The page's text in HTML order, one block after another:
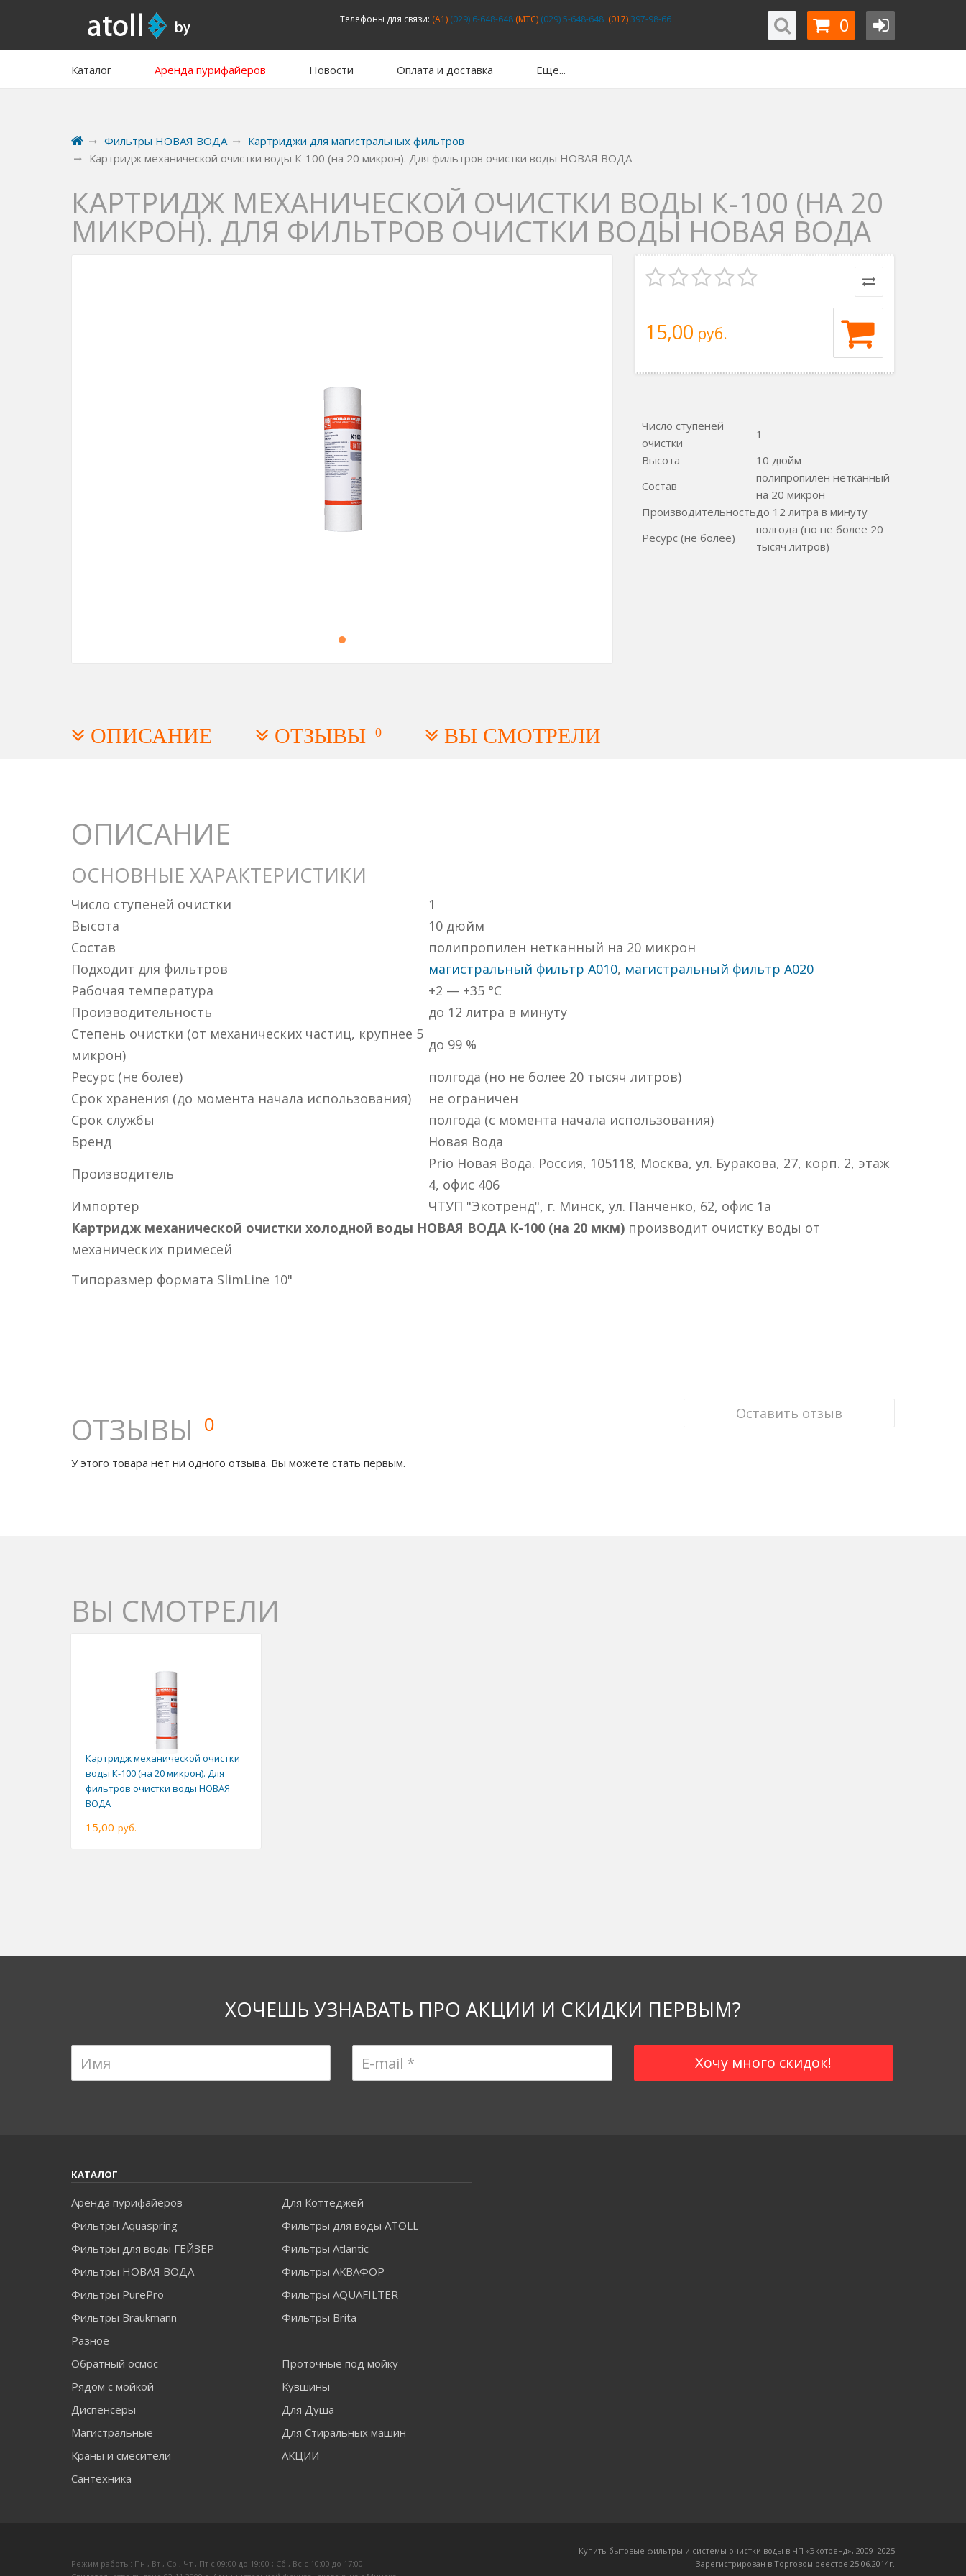
Телефоны для связи: (A1)(029) 6-648-648(MTC)(029) 5-648-648 (017)397-98-66 0
Каталог Аренда пурифайеров Новости Оплата и доставка Еще...
Фильтры НОВАЯ ВОДА
Картриджи для магистральных фильтров
Картридж механической очистки воды К-100 (на 20 микрон). Для фильтров очистки воды НОВАЯ ВОДА
КАРТРИДЖ МЕХАНИЧЕСКОЙ ОЧИСТКИ ВОДЫ К-100 (НА 20
МИКРОН). ДЛЯ ФИЛЬТРОВ ОЧИСТКИ ВОДЫ НОВАЯ ВОДА
15,00 руб.
Число ступеней
очистки
1
Высота
10 дюйм
Состав
полипропилен нетканный
на 20 микрон
Производительностьдо 12 литра в минуту
Ресурс (не более)
полгода (но не более 20
тысяч литров)
ОПИСАНИЕ ОТЗЫВЫ 0 ВЫ СМОТРЕЛИ
ОПИСАНИЕ
ОСНОВНЫЕ ХАРАКТЕРИСТИКИ
Число ступеней очистки
1
Высота
10 дюйм
Состав
полипропилен нетканный на 20 микрон
Подходит для фильтров
магистральный фильтр A010, магистральный фильтр A020
Рабочая температура
+2 — +35 °C
Производительность
до 12 литра в минуту
Степень очистки (от механических частиц, крупнее 5
микрон)
до 99 %
Ресурс (не более)
полгода (но не более 20 тысяч литров)
Срок хранения (до момента начала использования)
не ограничен
Срок службы
полгода (с момента начала использования)
Бренд
Новая Вода
Производитель
Prio Новая Вода. Россия, 105118, Москва, ул. Буракова, 27, корп. 2, этаж
4, офис 406
Импортер
ЧТУП "Экотренд", г. Минск, ул. Панченко, 62, офис 1а
Картридж механической очистки холодной воды НОВАЯ ВОДА К-100 (на 20 мкм) производит очистку воды от
механических примесей
Типоразмер формата SlimLine 10"
ОТЗЫВЫ 0 Оставить отзыв
У этого товара нет ни одного отзыва. Вы можете стать первым.
ВЫ СМОТРЕЛИ
Картридж механической очистки
воды К-100 (на 20 микрон). Для
фильтров очистки воды НОВАЯ
ВОДА
15,00 руб.
ХОЧЕШЬ УЗНАВАТЬ ПРО АКЦИИ И СКИДКИ ПЕРВЫМ?
КАТАЛОГ
Аренда пурифайеров
Для Коттеджей
Фильтры Aquaspring
Фильтры для воды ATOLL
Фильтры для воды ГЕЙЗЕР
Фильтры Atlantic
Фильтры НОВАЯ ВОДА
Фильтры АКВАФОР
Фильтры PurePro
Фильтры AQUAFILTER
Фильтры Braukmann
Фильтры Brita
Разное
----------------------------
Обратный осмос
Проточные под мойку
Рядом с мойкой
Кувшины
Диспенсеры
Для Душа
Магистральные
Для Стиральных машин
Краны и смесители
АКЦИИ
Сантехника
Режим работы: Пн , Вт , Ср , Чт , Пт c 09:00 до 19:00 ; Сб , Вс c 10:00 до 17:00
Купить бытовые фильтры и системы очистки воды в ЧП «Экотренд», 2009–2025
Зарегистрирован в Торговом реестре 25.06.2014г.